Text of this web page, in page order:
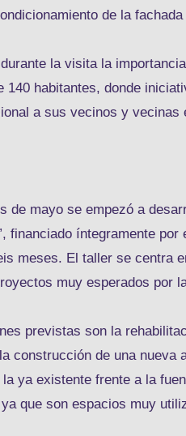
de la
la visita la
140 habitantes, donde
a sus vecinos y vecinas
de mayo se empezó a
financiado íntegramente
meses. El taller se centra
muy esperados por
previstas son la
construcción de una nueva
ya existente frente a la
que son espacios muy